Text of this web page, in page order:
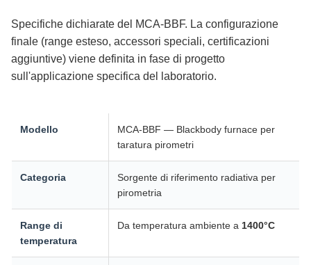
Specifiche dichiarate del MCA-BBF. La configurazione
finale (range esteso, accessori speciali, certificazioni
aggiuntive) viene definita in fase di progetto
sull'applicazione specifica del laboratorio.
Modello
MCA-BBF — Blackbody furnace per
taratura pirometri
Categoria
Sorgente di riferimento radiativa per
pirometria
Range di
temperatura
Da temperatura ambiente a 1400°C